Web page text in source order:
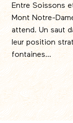
Entre Soissons
Mont Notre-
attend. Un saut
leur position
fontaines…